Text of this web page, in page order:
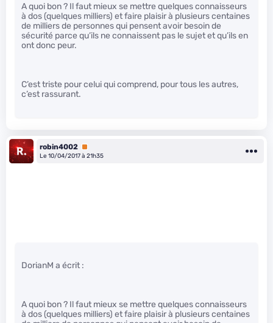
A quoi bon ? Il faut mieux se mettre quelques connaisseurs
à dos (quelques milliers) et faire plaisir à plusieurs centaines
de milliers de personnes qui pensent avoir besoin de
sécurité parce qu’ils ne connaissent pas le sujet et qu’ils en
ont donc peur.
C’est triste pour celui qui comprend, pour tous les autres,
c’est rassurant.
robin4002 Premium
Le 10/04/2017 à 21h35
DorianM a écrit :
A quoi bon ? Il faut mieux se mettre quelques connaisseurs
à dos (quelques milliers) et faire plaisir à plusieurs centaines